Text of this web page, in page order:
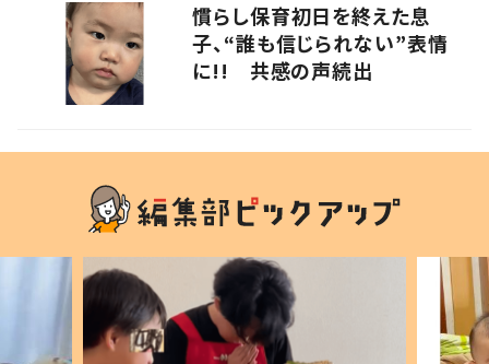
慣らし保育初日を終えた息
子、“誰も信じられない”表情
に!! 共感の声続出